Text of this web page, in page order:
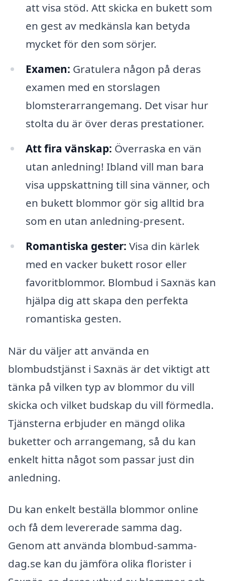
att visa stöd. Att skicka en bukett som
en gest av medkänsla kan betyda
mycket för den som sörjer.
Examen: Gratulera någon på deras
examen med en storslagen
blomsterarrangemang. Det visar hur
stolta du är över deras prestationer.
Att fira vänskap: Överraska en vän
utan anledning! Ibland vill man bara
visa uppskattning till sina vänner, och
en bukett blommor gör sig alltid bra
som en utan anledning-present.
Romantiska gester: Visa din kärlek
med en vacker bukett rosor eller
favoritblommor. Blombud i Saxnäs kan
hjälpa dig att skapa den perfekta
romantiska gesten.
När du väljer att använda en
blombudstjänst i Saxnäs är det viktigt att
tänka på vilken typ av blommor du vill
skicka och vilket budskap du vill förmedla.
Tjänsterna erbjuder en mängd olika
buketter och arrangemang, så du kan
enkelt hitta något som passar just din
anledning.
Du kan enkelt beställa blommor online
och få dem levererade samma dag.
Genom att använda blombud-samma-
dag.se kan du jämföra olika florister i